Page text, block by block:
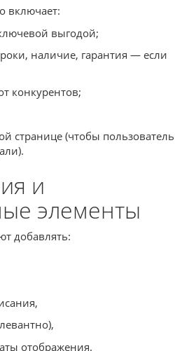
включает:
выгодой;
наличие, гарантия — если
конкурентов;
странице (чтобы пользователь
и
элементы
добавлять:
отображения.